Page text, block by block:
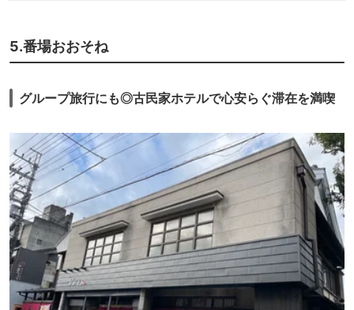
5.番場おおそね
グループ旅行にも◎古民家ホテルで心安らぐ滞在を満喫